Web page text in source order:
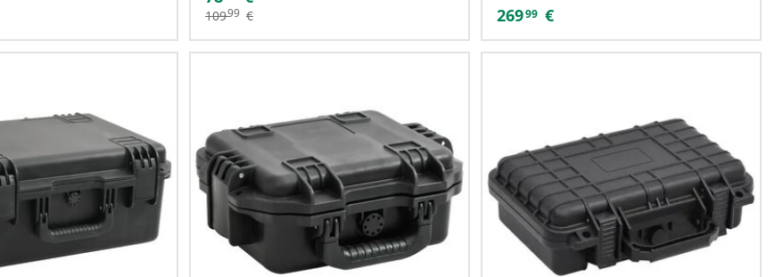
10999 € 26999 €